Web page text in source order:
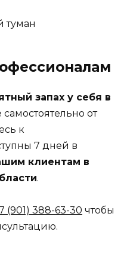
запах у себя в
от
к
7 дней в
клиентам в
.
(901) 388-63-30 чтобы